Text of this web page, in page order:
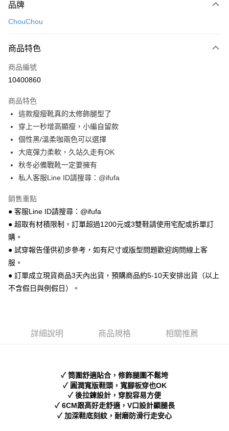
信用卡一次付款
LINE Pay
Apple Pay
悠遊付
Google Pay
全盈+PAY
AFTEE先享後付
相關說明
AFTEE先享後付是「在收到商品之後才付款」的支付方式。 讓您購物簡單
１．簡單：不需註冊會員、不需綁卡、不需儲值。
２．便利：只要手機號碼，簡訊認證，即可結帳。
３．安心：先確認商品／服務後，再付款。
【「AFTEE先享後付」結帳流程】
１．於結帳方式選擇「AFTEE先享後付」後，將跳轉至「AFTEE先享後付」
２．訂單成立數日內，您將收到繳費通知簡訊。
３．收到繳費通知簡訊後14天內，點擊此簡訊中的連結，可透過四大超商／
※ 交易是否成功請以「AFTEE先享後付 」之結帳頁面顯示為準，若有關於
１．透過由恩沛科技股份有限公司提供之「AFTEE先享後付」服務完成之交
易，需依本服務之必要範圍內提供個人資料，並將交易相關給付款項請求債
權轉讓予恩沛科技股份有限公司。
２．關於個人資料處理事宜，請瀏覽以下網址：
https://aftee.tw/terms/#terms3
ATM付款
運送方式
全家 取貨付款
每筆NT$70，滿NT$999(含以上)免運費
付款後 全家取貨
付款後 7-11取貨
每筆NT$90，滿NT$999(含以上)免運費
品牌
ChouChou
商品特色
商品編號
10400860
商品特色
這款瘦瘦靴真的太修飾腿型了
穿上一秒增高顯瘦，小編自留款
個性黑/溫柔咖兩色可以選擇
大底彈力柔軟，久站久走有OK
秋冬必備戰靴一定要擁有
私人客服Line ID請搜尋：@ifufa
銷售重點
● 客服Line ID請搜尋：@ifufa
● 超取有材積限制，訂單超過1200元或3雙鞋請使用宅配或拆單訂
購。
● 試穿報告僅供初步參考，如有尺寸或版型問題歡迎詢問線上客
服。
● 訂單成立現貨商品3天內出貨，預購商品約5-10天安排出貨（以上
不含假日與例假日）。
詳細說明 商品規格 相關推薦
✓ 筒圍舒適貼合，修飾腿圍不鬆垮
✓ 圓潤寬版鞋頭，寬腳板穿也OK
✓ 後拉鍊設計，穿脫容易方便
✓ 6CM跟高好走舒適，V口設計顯腿長
✓ 加深鞋底刻紋，耐磨防滑行走安心